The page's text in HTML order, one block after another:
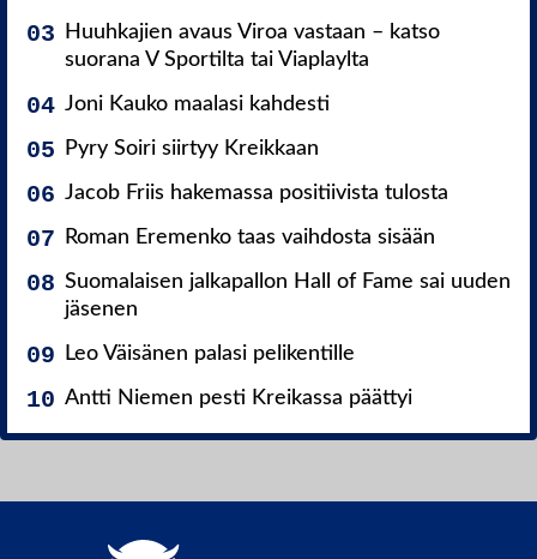
Huuhkajien avaus Viroa vastaan – katso
suorana V Sportilta tai Viaplaylta
Joni Kauko maalasi kahdesti
Pyry Soiri siirtyy Kreikkaan
Jacob Friis hakemassa positiivista tulosta
Roman Eremenko taas vaihdosta sisään
Suomalaisen jalkapallon Hall of Fame sai uuden
jäsenen
Leo Väisänen palasi pelikentille
Antti Niemen pesti Kreikassa päättyi